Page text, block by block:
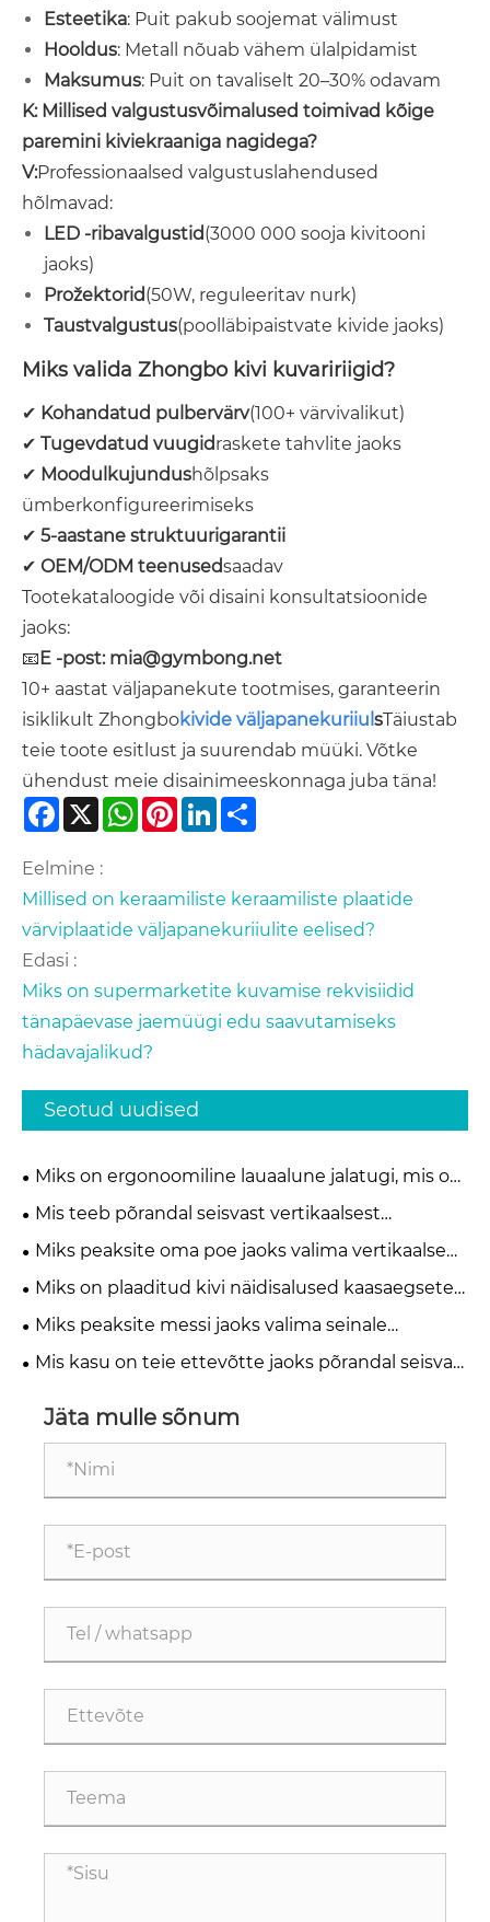
Esteetika: Puit pakub soojemat välimust
Hooldus: Metall nõuab vähem ülalpidamist
Maksumus: Puit on tavaliselt 20–30% odavam
K: Millised valgustusvõimalused toimivad kõige
paremini kiviekraaniga nagidega?
V:Professionaalsed valgustuslahendused
hõlmavad:
LED -ribavalgustid(3000 000 sooja kivitooni
jaoks)
Prožektorid(50W, reguleeritav nurk)
Taustvalgustus(poolläbipaistvate kivide jaoks)
Miks valida Zhongbo kivi kuvaririigid?
✔ Kohandatud pulbervärv(100+ värvivalikut)
✔ Tugevdatud vuugidraskete tahvlite jaoks
✔ Moodulkujundushõlpsaks
ümberkonfigureerimiseks
✔ 5-aastane struktuurigarantii
✔ OEM/ODM teenusedsaadav
Tootekataloogide või disaini konsultatsioonide
jaoks:
📧E -post: mia@gymbong.net
10+ aastat väljapanekute tootmises, garanteerin
isiklikult Zhongbokivide väljapanekuriiul sTäiustab
teie toote esitlust ja suurendab müüki. Võtke
ühendust meie disainimeeskonnaga juba täna!
Facebook
X WhatsApp
PinterestLinkedIn
Eelmine :
Millised on keraamiliste keraamiliste plaatide
värviplaatide väljapanekuriiulite eelised?
Edasi :
Miks on supermarketite kuvamise rekvisiidid
tänapäevase jaemüügi edu saavutamiseks
hädavajalikud?
Seotud uudised
Miks on ergonoomiline lauaalune jalatugi, mis on
tänapäevase kontorimugavuse jaoks hädavajalik?
Mis teeb põrandal seisvast vertikaalsest
väljapanekualusest kõige tõhusama lahenduse
kaasaegsetele jae- ja näitusepindadele
Miks peaksite oma poe jaoks valima vertikaalse
metallvooderdusega keraamilise vitriinriiuli?
Miks on plaaditud kivi näidisalused kaasaegsete
müügisaalide jaoks hädavajalikud?
Miks peaksite messi jaoks valima seinale
kinnitatava plaaditud riiuli, et oma boksi täiustada
Mis kasu on teie ettevõtte jaoks põrandal seisva
Jäta mulle sõnum